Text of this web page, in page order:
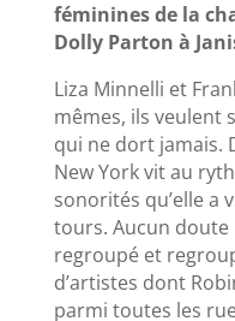
féminines de la
Dolly Parton à
Liza Minnelli et
mêmes, ils veulent
qui ne dort jamais.
New York vit au
sonorités qu’elle a
tours. Aucun doute
regroupé et
d’artistes dont
parmi toutes les